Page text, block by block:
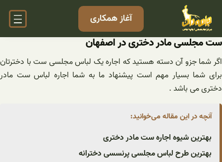
محتوا
آغاز همکاری
ست مجلسی مادر دختری در اصفهان
اگر شما جزو آن دسته هستید که اجاره یک لباس مجلسی ست با دخترتان
برای شما بسیار مهم است پیشنهاد ما به شما اجاره لباس ست مادر
دختری می باشد .
آنچه در این مقاله می‌خوانید:
بهترین شیوه اجاره ست مادر دختری
بهترین طرح لباس مجلسی پرنسسی دخترانه